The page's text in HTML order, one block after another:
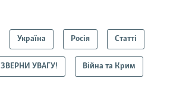
Україна Росія Статті
ЗВЕРНИ УВАГУ! Війна та Крим